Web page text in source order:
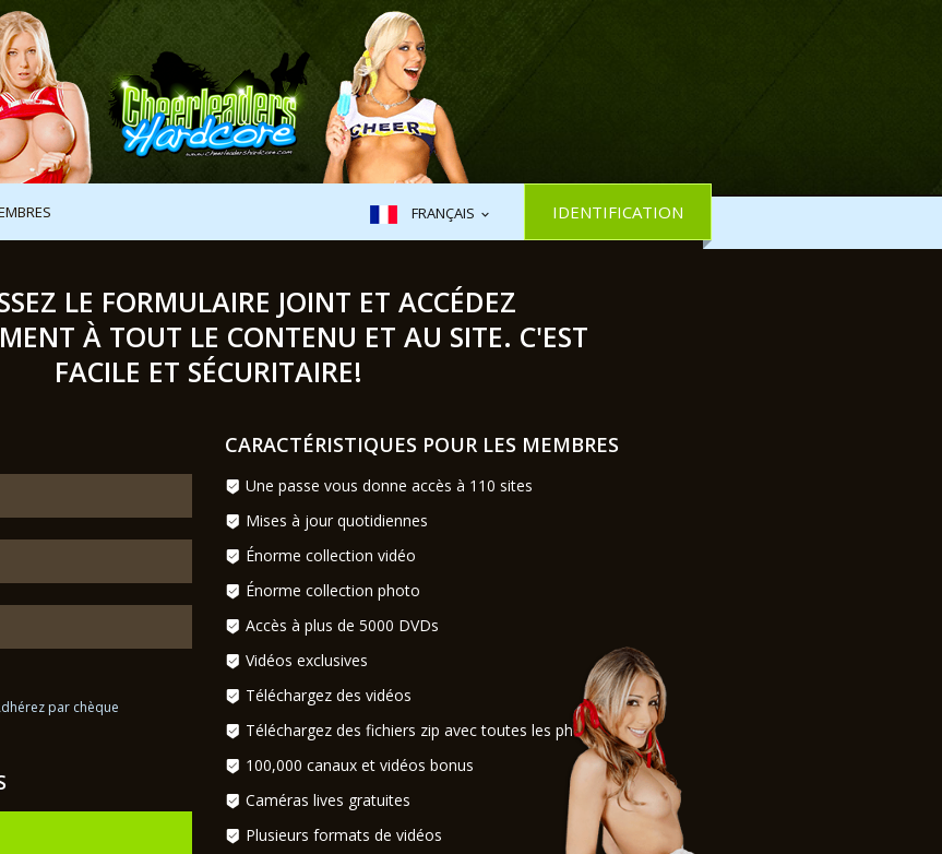
FRANÇAIS IDENTIFICATION
LE FORMULAIRE JOINT ET ACCÉDEZ
À TOUT LE CONTENU ET AU SITE. C'EST
FACILE ET SÉCURITAIRE!
par chèque
CARACTÉRISTIQUES POUR LES MEMBRES
Une passe vous donne accès à 110 sites
Mises à jour quotidiennes
Énorme collection vidéo
Énorme collection photo
Accès à plus de 5000 DVDs
Vidéos exclusives
Téléchargez des vidéos
Téléchargez des fichiers zip avec toutes les photos
100,000 canaux et vidéos bonus
Caméras lives gratuites
Plusieurs formats de vidéos